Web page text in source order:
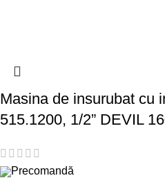
Masina de insurubat cu
515.1200, 1/2” DEVIL
Precomandă